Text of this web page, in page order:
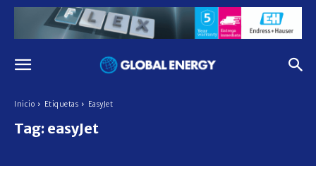
Inicio Etiquetas EasyJet
Tag: easyJet